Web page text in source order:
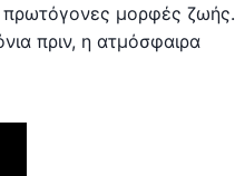
πρωτόγονες μορφές ζωής.
πριν, η ατμόσφαιρα